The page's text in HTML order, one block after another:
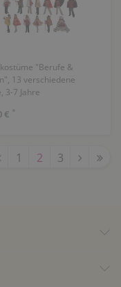
"Berufe &
13 verschiedene
3-7 Jahre
€ *
1 2 3